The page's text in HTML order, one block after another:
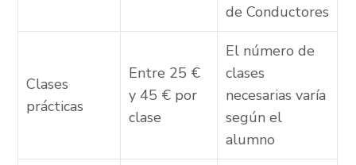
de Conductores
Clases
prácticas
Entre 25 €
y 45 € por
clase
El número de
clases
necesarias varía
según el
alumno